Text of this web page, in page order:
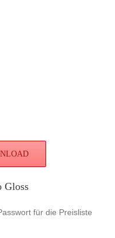
Gloss
für die Preisliste